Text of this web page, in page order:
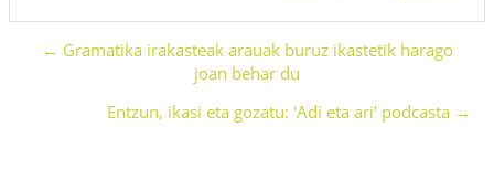
← Gramatika irakasteak arauak buruz ikastetik harago
joan behar du
Entzun, ikasi eta gozatu: 'Adi eta ari' podcasta →